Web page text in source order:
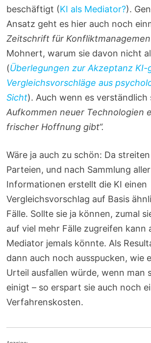
beschäftigt (KI als Mediator?).
Ansatz geht es hier auch noch
Zeitschrift für
Mohnert, warum sie davon nicht
(Überlegungen zur Akzeptanz
Vergleichsvorschläge aus
Sicht). Auch wenn es verständlich
Aufkommen neuer Technologien
frischer Hoffnung gibt“.
Wäre ja auch zu schön: Da
Parteien, und nach Sammlung
Informationen erstellt die KI einen
Vergleichsvorschlag auf Basis
Fälle. Sollte sie ja können, zumal
auf viel mehr Fälle zugreifen kann
Mediator jemals könnte. Als
dann auch noch ausspucken, wie
Urteil ausfallen würde, wenn man
einigt – so erspart sie auch noch
Verfahrenskosten.